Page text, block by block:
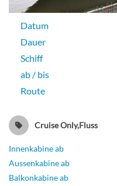
Datum
Dauer
Schiff
ab / bis
Route
Cruise Only,Fluss
Innenkabine ab
Aussenkabine ab
Balkonkabine ab